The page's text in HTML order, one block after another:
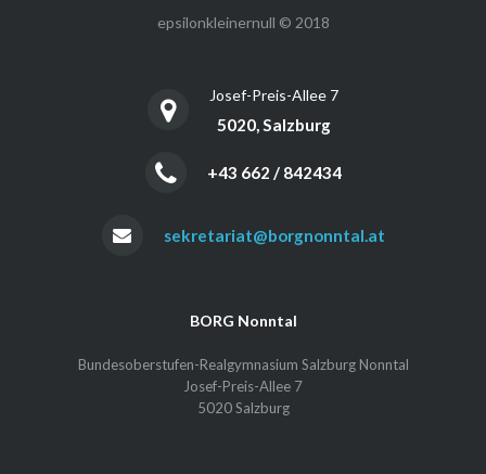
epsilonkleinernull © 2018
Josef-Preis-Allee 7
5020, Salzburg
+43 662 / 842434
sekretariat@borgnonntal.at
BORG Nonntal
Bundesoberstufen-Realgymnasium Salzburg Nonntal
Josef-Preis-Allee 7
5020 Salzburg